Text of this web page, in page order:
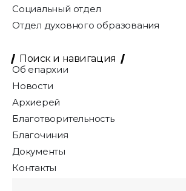
Социальный отдел
Отдел духовного образования
Поиск и навигация
Об епархии
Новости
Архиерей
Благотворительность
Благочиния
Документы
Контакты